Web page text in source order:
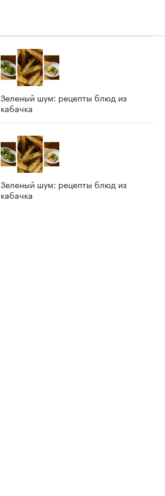
Зеленый шум: рецепты блюд из
кабачка
Зеленый шум: рецепты блюд из
кабачка